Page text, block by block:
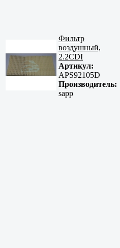
Фильтр
воздушный,
2.2CDI
Артикул:
APS92105D
Производитель:
sapp